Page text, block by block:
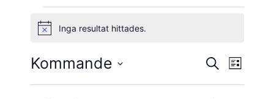
Evenemang
Notis Inga resultat hittades.
Search
SÖK LISTA
Kommande
Välj